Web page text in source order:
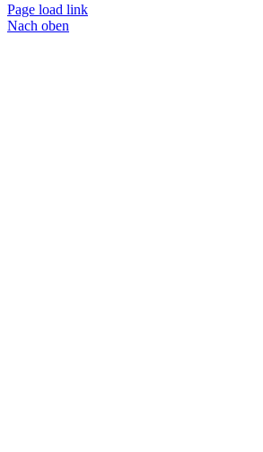
Page load link
Nach oben